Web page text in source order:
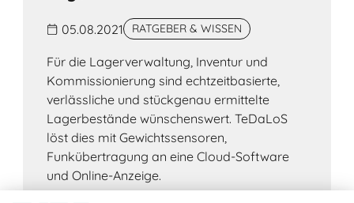
05.08.2021 RATGEBER & WISSEN
Für die Lagerverwaltung, Inventur und
Kommissionierung sind echtzeitbasierte,
verlässliche und stückgenau ermittelte
Lagerbestände wünschenswert. TeDaLoS
löst dies mit Gewichtssensoren,
Funkübertragung an eine Cloud-Software
und Online-Anzeige.